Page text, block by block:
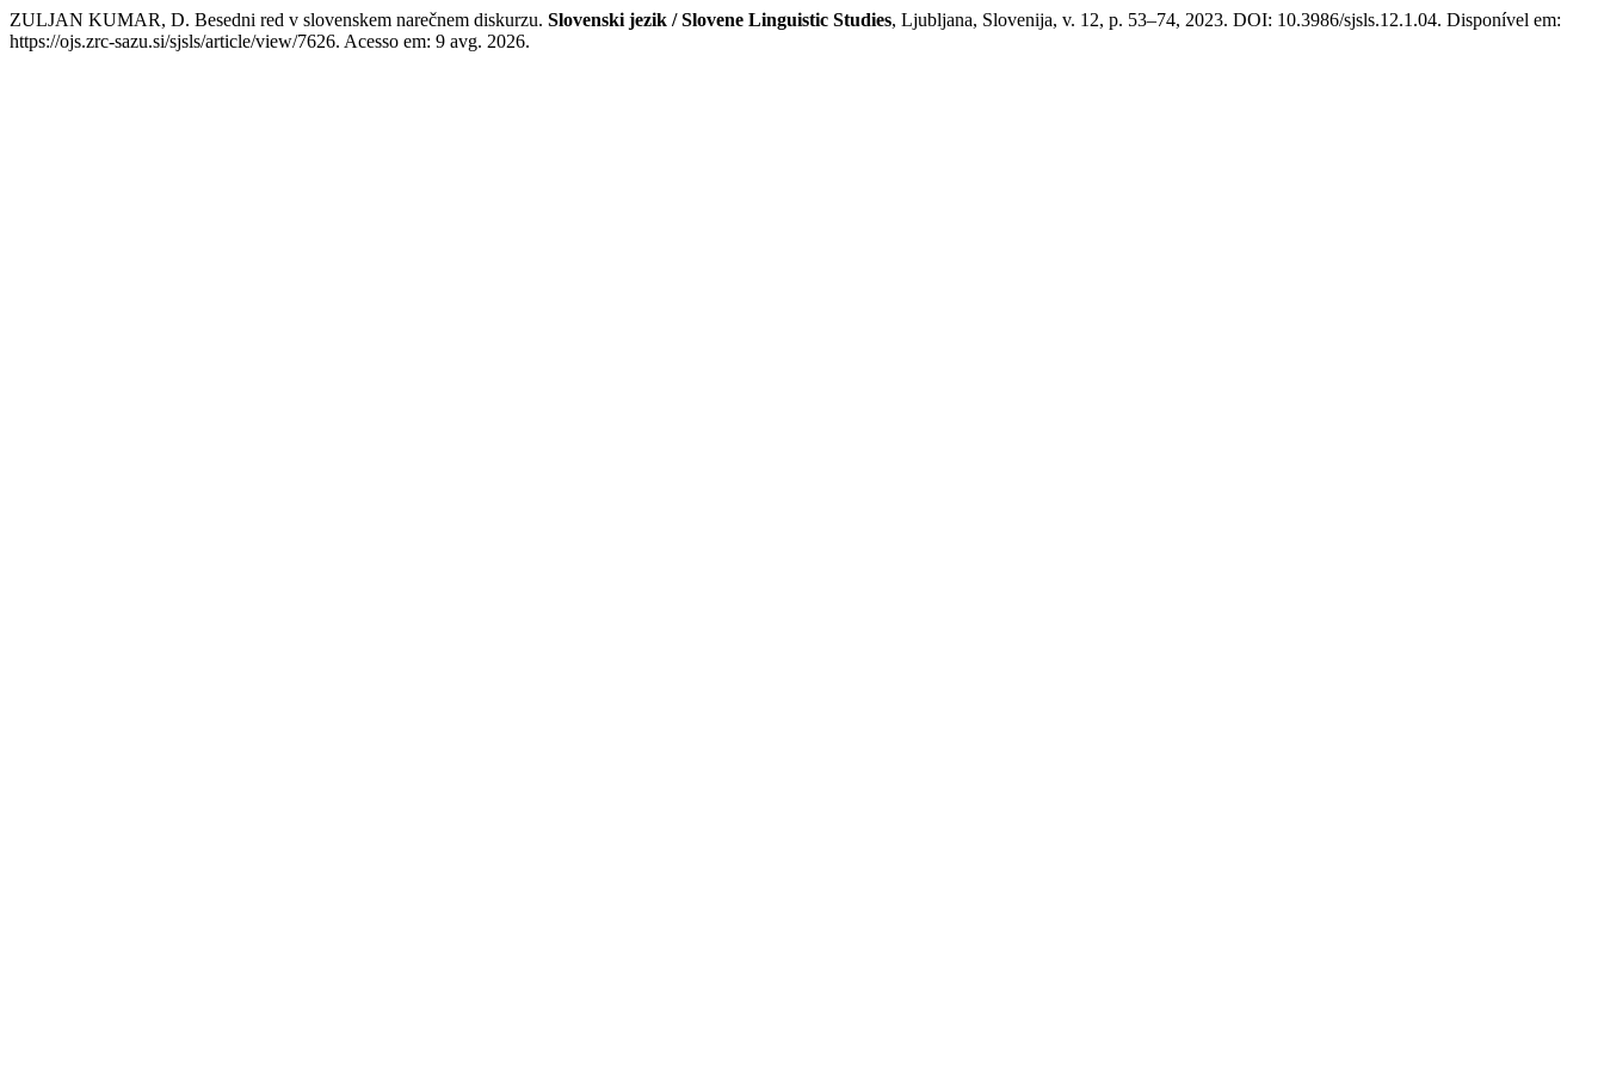
ZULJAN KUMAR, D. Besedni red v slovenskem narečnem diskurzu. Slovenski jezik / Slovene Linguistic Studies, Ljubljana, Slovenija, v. 12, p. 53–74, 2023. DOI: 10.3986/sjsls.12.1.04. Disponível em:
https://ojs.zrc-sazu.si/sjsls/article/view/7626. Acesso em: 9 avg. 2026.